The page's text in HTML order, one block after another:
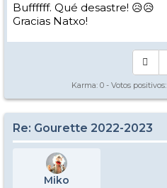
Buffffff. Qué desastre! 😥😥
Gracias Natxo!
Karma: 0 - Votos positivos:
Re: Gourette 2022-2023
Miko